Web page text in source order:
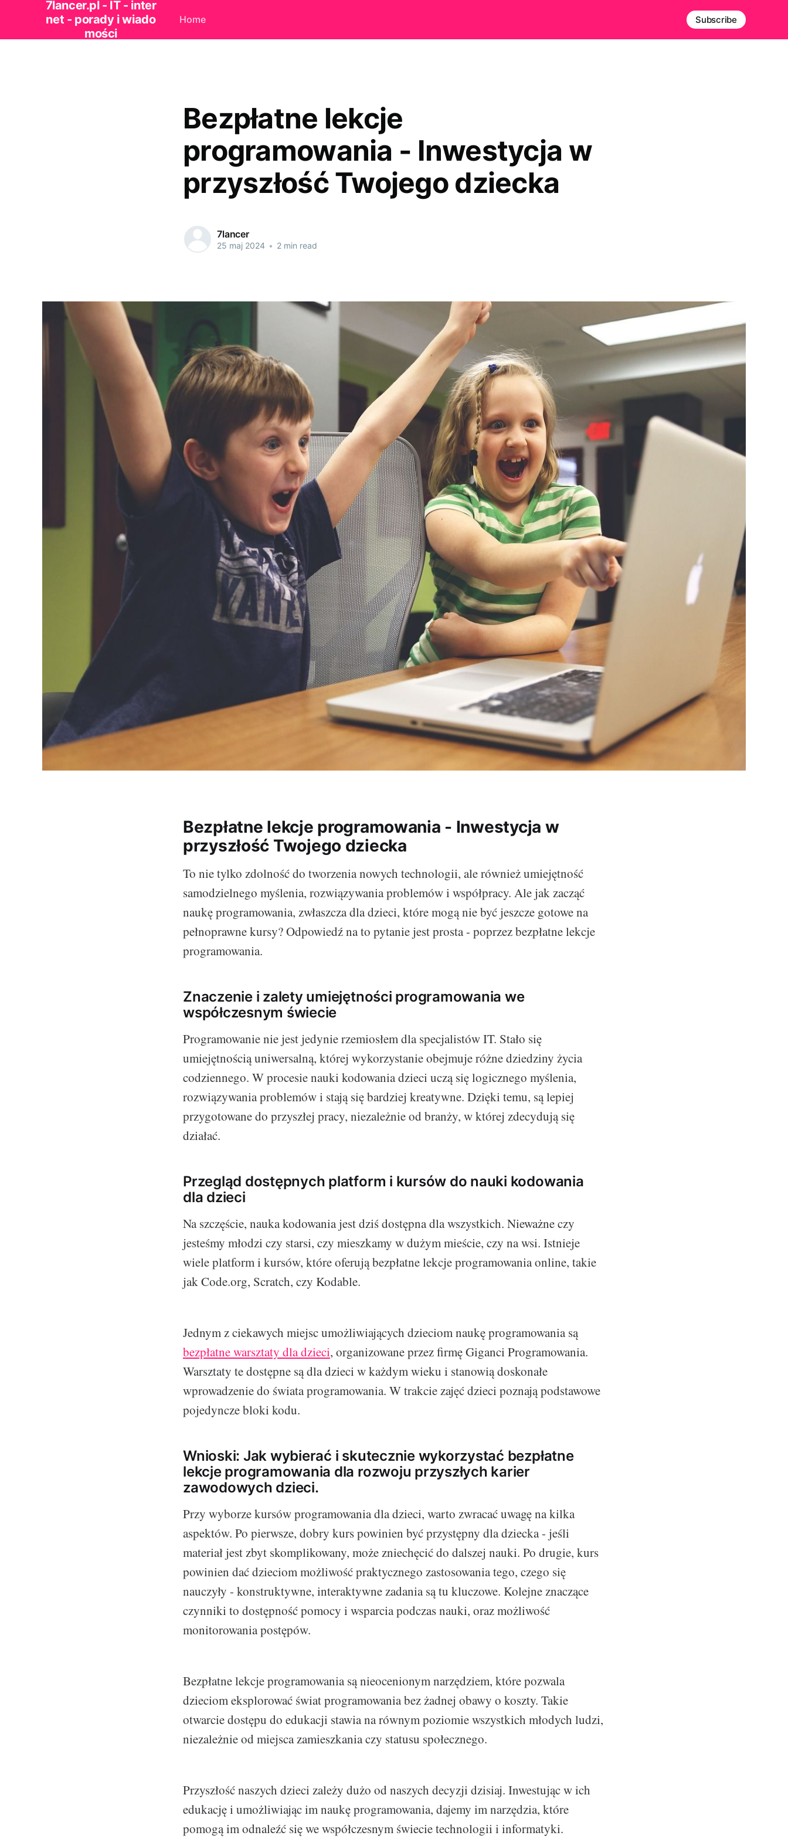
7lancer.pl - IT - inter
net - porady i wiado
mości
Home Subscribe
Bezpłatne lekcje
programowania - Inwestycja w
przyszłość Twojego dziecka
7lancer
25 maj 2024 • 2 min read
Bezpłatne lekcje programowania - Inwestycja w
przyszłość Twojego dziecka
To nie tylko zdolność do tworzenia nowych technologii, ale również umiejętność
samodzielnego myślenia, rozwiązywania problemów i współpracy. Ale jak zacząć
naukę programowania, zwłaszcza dla dzieci, które mogą nie być jeszcze gotowe na
pełnoprawne kursy? Odpowiedź na to pytanie jest prosta - poprzez bezpłatne lekcje
programowania.
Znaczenie i zalety umiejętności programowania we
współczesnym świecie
Programowanie nie jest jedynie rzemiosłem dla specjalistów IT. Stało się
umiejętnością uniwersalną, której wykorzystanie obejmuje różne dziedziny życia
codziennego. W procesie nauki kodowania dzieci uczą się logicznego myślenia,
rozwiązywania problemów i stają się bardziej kreatywne. Dzięki temu, są lepiej
przygotowane do przyszłej pracy, niezależnie od branży, w której zdecydują się
działać.
Przegląd dostępnych platform i kursów do nauki kodowania
dla dzieci
Na szczęście, nauka kodowania jest dziś dostępna dla wszystkich. Nieważne czy
jesteśmy młodzi czy starsi, czy mieszkamy w dużym mieście, czy na wsi. Istnieje
wiele platform i kursów, które oferują bezpłatne lekcje programowania online, takie
jak Code.org, Scratch, czy Kodable.
Jednym z ciekawych miejsc umożliwiających dzieciom naukę programowania są
bezpłatne warsztaty dla dzieci, organizowane przez firmę Giganci Programowania.
Warsztaty te dostępne są dla dzieci w każdym wieku i stanowią doskonałe
wprowadzenie do świata programowania. W trakcie zajęć dzieci poznają podstawowe
pojedyncze bloki kodu.
Wnioski: Jak wybierać i skutecznie wykorzystać bezpłatne
lekcje programowania dla rozwoju przyszłych karier
zawodowych dzieci.
Przy wyborze kursów programowania dla dzieci, warto zwracać uwagę na kilka
aspektów. Po pierwsze, dobry kurs powinien być przystępny dla dziecka - jeśli
materiał jest zbyt skomplikowany, może zniechęcić do dalszej nauki. Po drugie, kurs
powinien dać dzieciom możliwość praktycznego zastosowania tego, czego się
nauczyły - konstruktywne, interaktywne zadania są tu kluczowe. Kolejne znaczące
czynniki to dostępność pomocy i wsparcia podczas nauki, oraz możliwość
monitorowania postępów.
Bezpłatne lekcje programowania są nieocenionym narzędziem, które pozwala
dzieciom eksplorować świat programowania bez żadnej obawy o koszty. Takie
otwarcie dostępu do edukacji stawia na równym poziomie wszystkich młodych ludzi,
niezależnie od miejsca zamieszkania czy statusu społecznego.
Przyszłość naszych dzieci zależy dużo od naszych decyzji dzisiaj. Inwestując w ich
edukację i umożliwiając im naukę programowania, dajemy im narzędzia, które
pomogą im odnaleźć się we współczesnym świecie technologii i informatyki.